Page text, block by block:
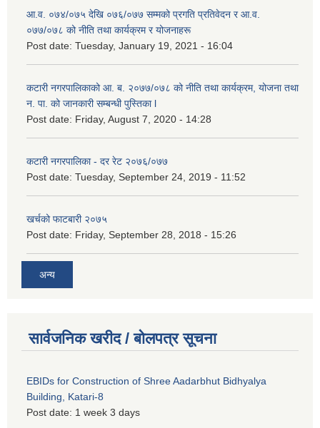
आ.व. ०७४/०७५ देखि ०७६/०७७ सम्मको प्रगति प्रतिवेदन र आ.व.
०७७/०७८ को नीति तथा कार्यक्रम र योजनाहरू
Post date: Tuesday, January 19, 2021 - 16:04
कटारी नगरपालिकाको आ. ब. २०७७/०७८ को नीति तथा कार्यक्रम, योजना तथा
न. पा. को जानकारी सम्बन्धी पुस्तिका l
Post date: Friday, August 7, 2020 - 14:28
कटारी नगरपालिका - दर रेट २०७६/०७७
Post date: Tuesday, September 24, 2019 - 11:52
खर्चको फाटबारी २०७५
Post date: Friday, September 28, 2018 - 15:26
अन्य
सार्वजनिक खरीद / बोलपत्र सूचना
EBIDs for Construction of Shree Aadarbhut Bidhyalya
Building, Katari-8
Post date: 1 week 3 days